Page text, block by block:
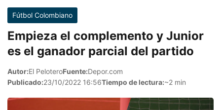
Fútbol Colombiano
Empieza el complemento y Junior
es el ganador parcial del partido
Autor:El PeloteroFuente:Depor.com
Publicado:23/10/2022 16:56Tiempo de lectura:~2 min